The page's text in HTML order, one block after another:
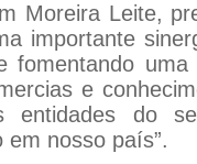
Moreira Leite,
importante
fomentando
e
entidades do
em nosso país”.